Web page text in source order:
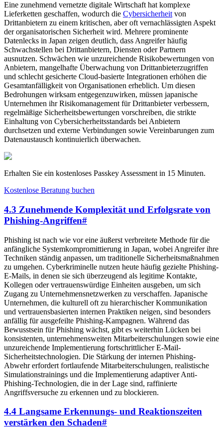
Eine zunehmend vernetzte digitale Wirtschaft hat komplexe
Lieferketten geschaffen, wodurch die Cybersicherheit von
Drittanbietern zu einem kritischen, aber oft vernachlässigten Aspekt
der organisatorischen Sicherheit wird. Mehrere prominente
Datenlecks in Japan zeigen deutlich, dass Angreifer häufig
Schwachstellen bei Drittanbietern, Diensten oder Partnern
ausnutzen. Schwächen wie unzureichende Risikobewertungen von
Anbietern, mangelhafte Überwachung von Drittanbieterzugriffen
und schlecht gesicherte Cloud-basierte Integrationen erhöhen die
Gesamtanfälligkeit von Organisationen erheblich. Um diesen
Bedrohungen wirksam entgegenzuwirken, müssen japanische
Unternehmen ihr Risikomanagement für Drittanbieter verbessern,
regelmäßige Sicherheitsbewertungen vorschreiben, die strikte
Einhaltung von Cybersicherheitsstandards bei Anbietern
durchsetzen und externe Verbindungen sowie Vereinbarungen zum
Datenaustausch kontinuierlich überwachen.
Erhalten Sie ein kostenloses Passkey Assessment in 15 Minuten.
Kostenlose Beratung buchen
4.3 Zunehmende Komplexität und Erfolgsrate von
Phishing-Angriffen#
Phishing ist nach wie vor eine äußerst verbreitete Methode für die
anfängliche Systemkompromittierung in Japan, wobei Angreifer ihre
Techniken ständig anpassen, um traditionelle Sicherheitsmaßnahmen
zu umgehen. Cyberkriminelle nutzen heute häufig gezielte Phishing-
E-Mails, in denen sie sich überzeugend als legitime Kontakte,
Kollegen oder vertrauenswürdige Einheiten ausgeben, um sich
Zugang zu Unternehmensnetzwerken zu verschaffen. Japanische
Unternehmen, die kulturell oft zu hierarchischer Kommunikation
und vertrauensbasierten internen Praktiken neigen, sind besonders
anfällig für ausgefeilte Phishing-Kampagnen. Während das
Bewusstsein für Phishing wächst, gibt es weiterhin Lücken bei
konsistenten, unternehmensweiten Mitarbeiterschulungen sowie eine
unzureichende Implementierung fortschrittlicher E-Mail-
Sicherheitstechnologien. Die Stärkung der internen Phishing-
Abwehr erfordert fortlaufende Mitarbeiterschulungen, realistische
Simulationstrainings und die Implementierung adaptiver Anti-
Phishing-Technologien, die in der Lage sind, raffinierte
Angriffsversuche zu erkennen und zu blockieren.
4.4 Langsame Erkennungs- und Reaktionszeiten
verstärken den Schaden#